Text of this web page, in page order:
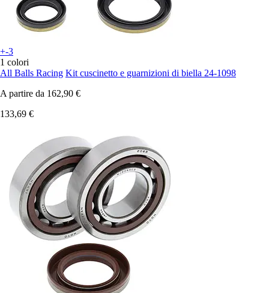
+-3
1 colori
All Balls Racing Kit cuscinetto e guarnizioni di biella 24-1098
A partire da 162,90 €
133,69 €